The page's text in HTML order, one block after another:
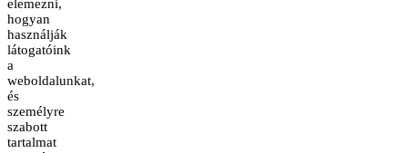
elemezni,
hogyan
használják
látogatóink
a
weboldalunkat,
és
személyre
szabott
tartalmat